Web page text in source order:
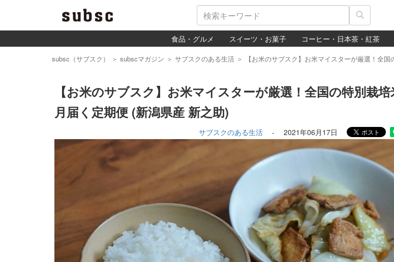
食品・グルメ スイーツ・お菓子 コーヒー・日本茶・紅茶
subsc（サブスク） ＞ subscマガジン ＞ サブスクのある生活 ＞ 【お米のサブスク】お米マイスターが厳選！全
【お米のサブスク】お米マイスターが厳選！全国の特別栽
月届く定期便 (新潟県産 新之助)
サブスクのある生活 -2021年06月17日